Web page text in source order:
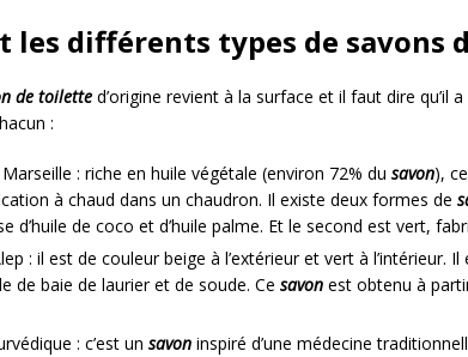
les différents types de savons
de toilette d’origine revient à la surface et il faut dire qu’il
:
: riche en huile végétale (environ 72% du savon), ce
à chaud dans un chaudron. Il existe deux formes de
d’huile de coco et d’huile palme. Et le second est vert,
: il est de couleur beige à l’extérieur et vert à l’intérieur.
de baie de laurier et de soude. Ce savon est obtenu à
: c’est un savon inspiré d’une médecine